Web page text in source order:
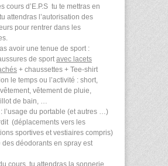
cours d’E.P.S tu te mettras en
attendras l’autorisation des
pour rentrer dans les
avoir une tenue de sport :
de sportavec lacets
+ chaussettes + Tee-shirt
le temps ou l’activité : short,
vêtement de pluie,
de bain, …
l’usage du portable (et autres …)
(déplacements vers les
sportives et vestiaires compris)
des déodorants en spray est